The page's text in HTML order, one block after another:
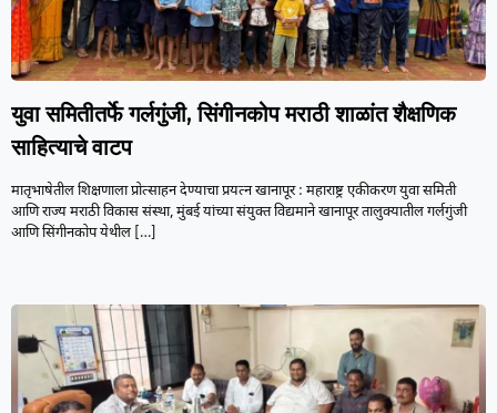
युवा समितीतर्फे गर्लगुंजी, सिंगीनकोप मराठी शाळांत शैक्षणिक
साहित्याचे वाटप
मातृभाषेतील शिक्षणाला प्रोत्साहन देण्याचा प्रयत्न खानापूर : महाराष्ट्र एकीकरण युवा समिती
आणि राज्य मराठी विकास संस्था, मुंबई यांच्या संयुक्त विद्यमाने खानापूर तालुक्यातील गर्लगुंजी
आणि सिंगीनकोप येथील […]